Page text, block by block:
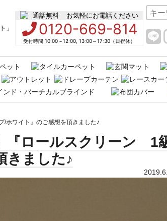
お気軽にお電話ください
0120-669-814
受付時間 10:00～12:00, 13:00～17:30（日祝休）
ホワイト』のご感想を頂きました♪
『ロールスクリーン 1
きました♪